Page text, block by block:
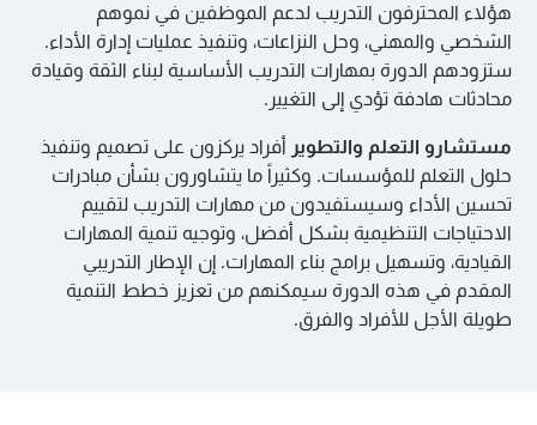
هؤلاء المحترفون التدريب لدعم الموظفين في نموهم
الشخصي والمهني، وحل النزاعات، وتنفيذ عمليات إدارة الأداء.
ستزودهم الدورة بمهارات التدريب الأساسية لبناء الثقة وقيادة
محادثات هادفة تؤدي إلى التغيير.
مستشارو التعلم والتطوير أفراد يركزون على تصميم وتنفيذ
حلول التعلم للمؤسسات. وكثيراً ما يتشاورون بشأن مبادرات
تحسين الأداء وسيستفيدون من مهارات التدريب لتقييم
الاحتياجات التنظيمية بشكل أفضل، وتوجيه تنمية المهارات
القيادية، وتسهيل برامج بناء المهارات. إن الإطار التدريبي
المقدم في هذه الدورة سيمكنهم من تعزيز خطط التنمية
طويلة الأجل للأفراد والفرق.